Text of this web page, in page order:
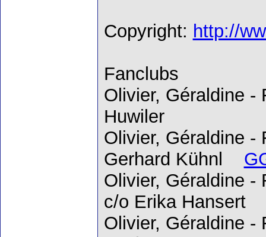
Copyright: http://
Fanclubs
Olivier, Géraldine -
Huwiler
Olivier, Géraldine -
Gerhard Kühnl
Olivier, Géraldine -
c/o Erika
Olivier, Géraldine -